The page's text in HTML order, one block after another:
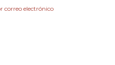
correo electrónico